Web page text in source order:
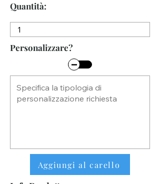
Quantità:
Personalizzare?
Aggiungi al carello